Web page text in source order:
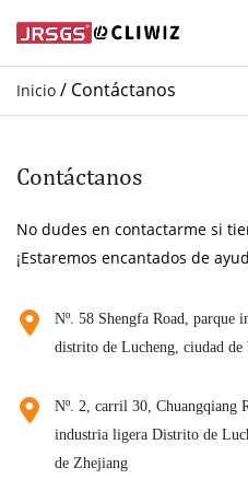
Blogs
Sobre
Inicio / Contáctanos
Contáctanos
No dudes en contactarme si
¡Estaremos encantados de
Nº. 58 Shengfa Road, parque
distrito de Lucheng, ciudad
Nº. 2, carril 30, Chuangqiang
industria ligera Distrito de
de Zhejiang